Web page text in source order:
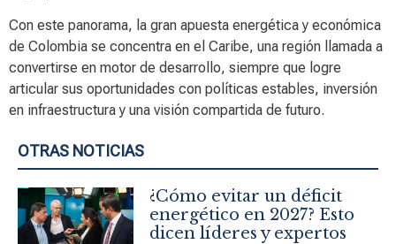
Con este panorama, la gran apuesta energética y económica
de Colombia se concentra en el Caribe, una región llamada a
convertirse en motor de desarrollo, siempre que logre
articular sus oportunidades con políticas estables, inversión
en infraestructura y una visión compartida de futuro.
OTRAS NOTICIAS
¿Cómo evitar un déficit
energético en 2027? Esto
dicen líderes y expertos